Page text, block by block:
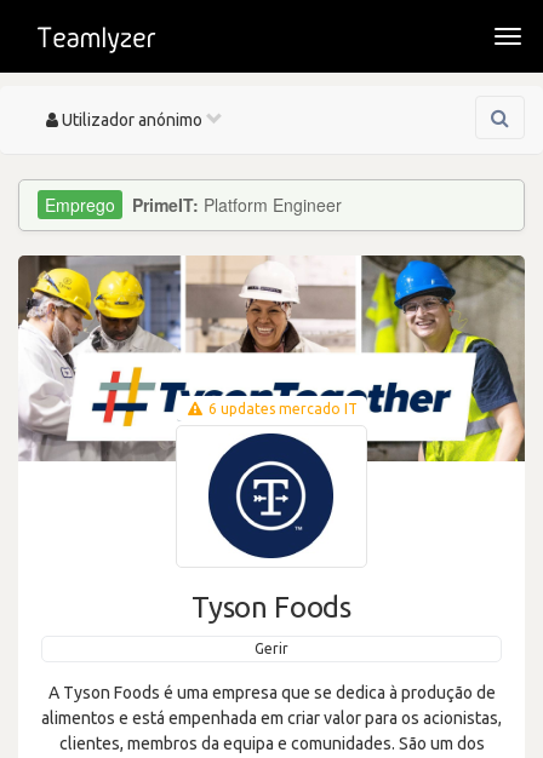
Toggle
Utilizador anónimo
PrimeIT: Platform Engineer
6 updates mercado IT
Tyson Foods
Gerir
A Tyson Foods é uma empresa que se dedica à produção de
alimentos e está empenhada em criar valor para os acionistas,
clientes, membros da equipa e comunidades. São um dos